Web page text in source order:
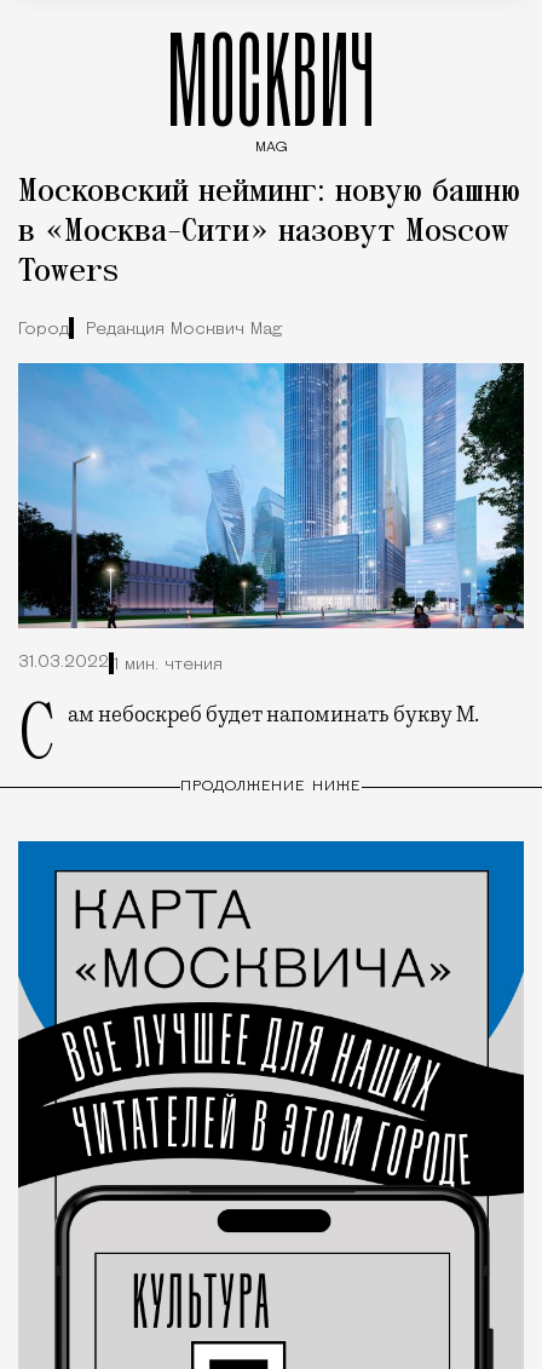
МОСКВИЧ
MAG
Московский нейминг: новую башню
в «Москва-Сити» назовут Moscow
Towers
Город Редакция Москвич Mag
31.03.2022 1 мин. чтения
Сам небоскреб будет напоминать букву М.
ПРОДОЛЖЕНИЕ НИЖЕ